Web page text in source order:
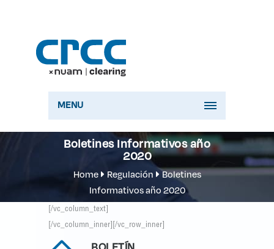
MENU
Boletines Informativos año
2020
Home Regulación
Boletines
Informativos año 2020
[/vc_column_text]
[/vc_column_inner][/vc_row_inner]